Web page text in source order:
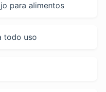
para alimentos
todo uso